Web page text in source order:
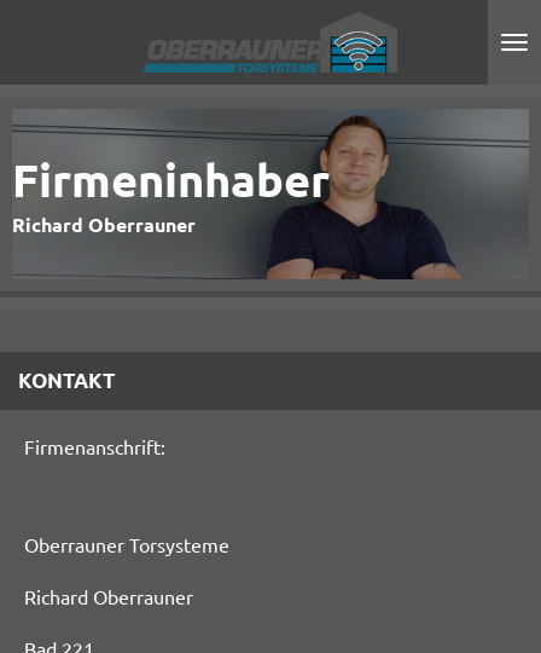
Firmeninhaber
Richard Oberrauner
KONTAKT
Firmenanschrift:
Oberrauner Torsysteme
Richard Oberrauner